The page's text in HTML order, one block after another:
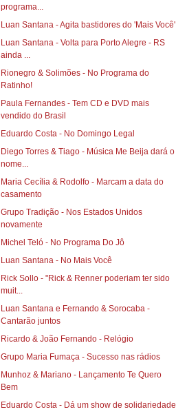
programa...
Luan Santana - Agita bastidores do 'Mais Você'
Luan Santana - Volta para Porto Alegre - RS
ainda ...
Rionegro & Solimões - No Programa do
Ratinho!‏
Paula Fernandes - Tem CD e DVD mais
vendido do Brasil
Eduardo Costa - No Domingo Legal
Diego Torres & Tiago - Música Me Beija dará o
nome...
Maria Cecília & Rodolfo - Marcam a data do
casamento
Grupo Tradição - Nos Estados Unidos
novamente
Michel Teló - No Programa Do Jô
Luan Santana - No Mais Você
Rick Sollo - "Rick & Renner poderiam ter sido
muit...
Luan Santana e Fernando & Sorocaba -
Cantarão juntos
Ricardo & João Fernando - Relógio
Grupo Maria Fumaça - Sucesso nas rádios
Munhoz & Mariano‏ - Lançamento Te Quero
Bem
Eduardo Costa - Dá um show de solidariedade